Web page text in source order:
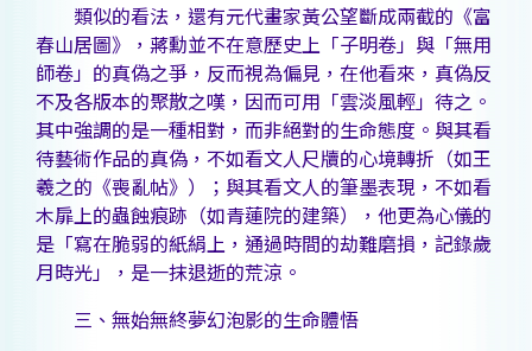
類似的看法，還有元代畫家黃公望斷成兩截的《富
春山居圖》，蔣勳並不在意歷史上「子明卷」與「無用
師卷」的真偽之爭，反而視為偏見，在他看來，真偽反
不及各版本的聚散之嘆，因而可用「雲淡風輕」待之。
其中強調的是一種相對，而非絕對的生命態度。與其看
待藝術作品的真偽，不如看文人尺牘的心境轉折（如王
羲之的《喪亂帖》）；與其看文人的筆墨表現，不如看
木扉上的蟲蝕痕跡（如青蓮院的建築），他更為心儀的
是「寫在脆弱的紙絹上，通過時間的劫難磨損，記錄歲
月時光」，是一抹退逝的荒涼。
三、無始無終夢幻泡影的生命體悟